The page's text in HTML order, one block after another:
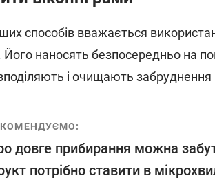
способів вважається
наносять безпосередньо на
і очищають
довге прибирання можна
потрібно ставити в